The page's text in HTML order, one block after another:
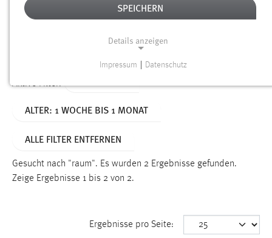
Alter
Aktive Filter:
ALTER: 1 WOCHE BIS 1 MONAT
ALLE FILTER ENTFERNEN
Gesucht nach "raum". Es wurden 2 Ergebnisse gefunden.
Zeige Ergebnisse 1 bis 2 von 2.
Ergebnisse pro Seite:
SPEICHERN
Details anzeigen
Funktionen und sind für die einwandfreie Funktion der
Name:
Dieser Cookie speichert die ausgewählten Einverständnis-
Impressum Datenschutz